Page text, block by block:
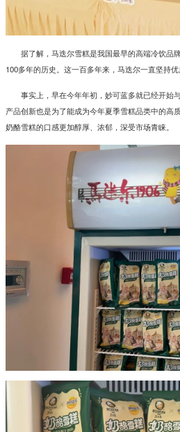
据了解，马迭尔雪糕是我国最早的高端冷饮品
100多年的历史。这一百多年来，马迭尔一直坚持优
事实上，早在今年年初，妙可蓝多就已经开始
产品创新也是为了能成为今年夏季雪糕品类中的高
奶酪雪糕的口感更加醇厚、浓郁，深受市场青睐。